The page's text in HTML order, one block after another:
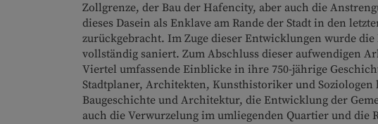
Zollgrenze, der Bau der Hafencity, aber auch die
dieses Dasein als Enklave am Rande der Stadt in den
zurückgebracht. Im Zuge dieser Entwicklungen wurde
vollständig saniert. Zum Abschluss dieser aufwendigen
Viertel umfassende Einblicke in ihre 750-jährige
Stadtplaner, Architekten, Kunsthistoriker und
Baugeschichte und Architektur, die Entwicklung der
auch die Verwurzelung im umliegenden Quartier und die